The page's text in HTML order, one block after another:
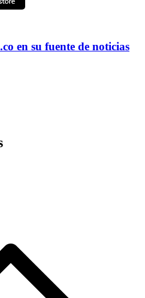
en su fuente de noticias